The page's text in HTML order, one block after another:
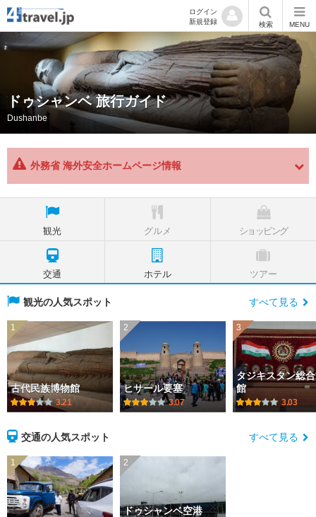
ログイン
新規登録
検索 MENU
ドゥシャンベ 旅行ガイド
Dushanbe
外務省 海外安全ホームページ情報
観光 グルメ ショッピング
交通 ホテル ツアー
観光の人気スポット すべて見る
1
古代民族博物館
3.21
2
ヒサール要塞
3.07
3
タジキスタン総
館
3.03
交通の人気スポット すべて見る
1 2
ドゥシャンベ空港